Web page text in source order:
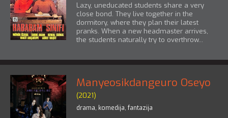
Lazy, uneducated students share a very
close bond. They live together in the
dormitory, where they plan their latest
pranks. When a new headmaster arrives,
the students naturally try to overthrow...
Manyeosikdangeuro Oseyo
(2021)
drama, komedija, fantazija